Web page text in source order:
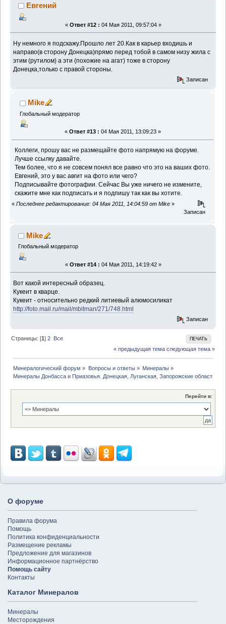
Евгений
« Ответ #12 : 04 Мая 2011, 09:57:04 »
Ну немного я подскажу.Прошло лет 20.Как в карьер входишь и
направо(в сторону Донецка)прямо перед тобой в самом низу жила с
этим (рутилом) а эти (похожие на агат) тоже в сторону
Донецка,только с правой стороны.
Записан
Mike
Глобальный модератор
« Ответ #13 : 04 Мая 2011, 13:09:23 »
Коллеги, прошу вас не размещайте фото напрямую на форуме.
Лучше ссылку давайте.
Тем более, что я не совсем понял все равно что это на ваших фото.
Евгений, это у вас авгит на фото или чего?
Подписывайте фотографии. Сейчас Вы уже ничего не измените,
скажите мне как подписать и я подпишу так как вы хотите.
« Последнее редактирование: 04 Мая 2011, 14:04:59 от Mike »
Записан
Mike
Глобальный модератор
« Ответ #14 : 04 Мая 2011, 14:19:42 »
Вот какой интересный образец.
Кукеит в кварце.
Кукеит - относительно редкий литиевый алюмосиликат
http://foto.mail.ru/mail/mbitman/271/748.html
Записан
ПЕЧАТЬ
Страницы: [1]2 Все
« предыдущая тема следующая тема »
Минералогический форум » Вопросы и ответы» Минералы»
Минералы Донбасса и Приазовья. Донецкая, Луганская, Запорожские области
Перейти в:
О форуме
Правила форума
Помощь
Политика конфиденциальности
Размещение рекламы
Предложение для магазинов
Информационное партнёрство
Помощь сайту
Контакты
Каталог Минералов
Минералы
Месторождения